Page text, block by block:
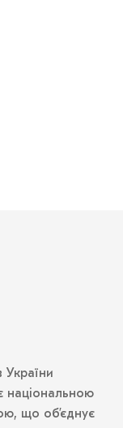
України
національною
що об’єднує